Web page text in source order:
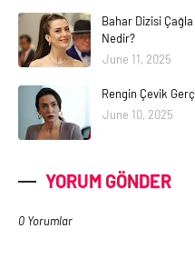
Bahar Dizisi
Nedir?
June 11, 2025
Rengin Çevik
June 10, 2025
YORUM GÖNDER
0 Yorumlar